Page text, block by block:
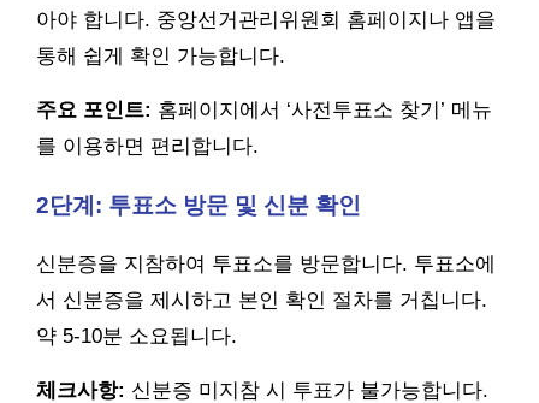
아야 합니다. 중앙선거관리위원회 홈페이지나 앱을
통해 쉽게 확인 가능합니다.
주요 포인트: 홈페이지에서 ‘사전투표소 찾기’ 메뉴
를 이용하면 편리합니다.
2단계: 투표소 방문 및 신분 확인
신분증을 지참하여 투표소를 방문합니다. 투표소에
서 신분증을 제시하고 본인 확인 절차를 거칩니다.
약 5-10분 소요됩니다.
체크사항: 신분증 미지참 시 투표가 불가능합니다.